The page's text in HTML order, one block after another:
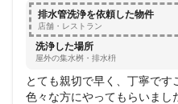
排水管洗浄を依頼した物件
店舗・レストラン
洗浄した場所
屋外の集水桝・排水枡
とても親切で早く、丁寧です
色々な方にやってもらいまし